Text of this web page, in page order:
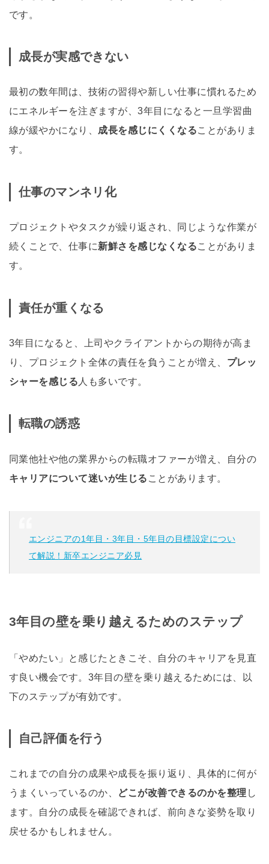
です。
成長が実感できない
最初の数年間は、技術の習得や新しい仕事に慣れるため
にエネルギーを注ぎますが、3年目になると一旦学習曲
線が緩やかになり、 成長を感じにくくなることがありま
す。
仕事のマンネリ化
プロジェクトやタスクが繰り返され、同じような作業が
続くことで、仕事に新鮮さを感じなくなることがありま
す。
責任が重くなる
3年目になると、上司やクライアントからの期待が高ま
り、プロジェクト全体の責任を負うことが増え、 プレッ
シャーを感じる 人も多いです。
転職の誘惑
同業他社や他の業界からの転職オファーが増え、自分の
キャリアについて迷いが生じる ことがあります。
エンジニアの1年目・3年目・5年目の目標設定につい
て解説！新卒エンジニア必見
3年目の壁を乗り越えるためのステップ
「やめたい」と感じたときこそ、自分のキャリアを見直
す良い機会です。3年目の壁を乗り越えるためには、以
下のステップが有効です。
自己評価を行う
これまでの自分の成果や成長を振り返り、具体的に何が
うまくいっているのか、
どこが改善できるのかを整理 し
ます。自分の成長を確認できれば、前向きな姿勢を取り
戻せるかもしれません。